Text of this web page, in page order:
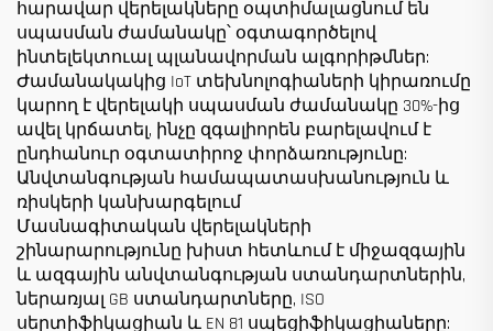
հարավար վերելակները օպտիմալացնում են
սպասման ժամանակը՝ օգտագործելով
ինտելեկտուալ պլանավորման ալգորիթմներ:
Ժամանակակից IoT տեխնոլոգիաների կիրառումը
կարող է վերելակի սպասման ժամանակը 30%-ից
ավել կրճատել, ինչը զգալիորեն բարելավում է
ընդհանուր օգտատիրոջ փորձառությունը:
Անվտանգության համապատասխանություն և
ռիսկերի կանխարգելում
Մասնագիտական վերելակների
շինարարությունը խիստ հետևում է միջազգային
և ազգային անվտանգության ստանդարտներին,
ներառյալ GB ստանդարտները, ISO
սերտիֆիկացիան և EN 81 սպեցիֆիկացիաները: